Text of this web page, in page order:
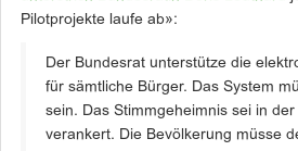
Pilotprojekte laufe ab»:
Der Bundesrat unterstütze die
für sämtliche Bürger. Das System
sein. Das Stimmgeheimnis sei in der
verankert. Die Bevölkerung müsse